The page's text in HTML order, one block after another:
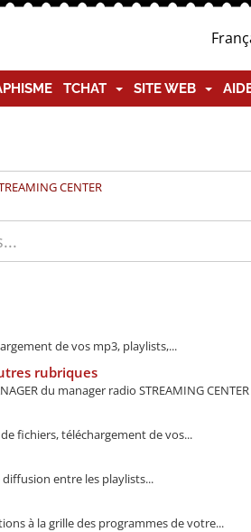
TCHAT SITE WEB
CENTER
de vos mp3, playlists,...
rubriques
du manager radio STREAMING CENTER
fichiers, téléchargement de vos...
entre les playlists...
à la grille des programmes de votre...